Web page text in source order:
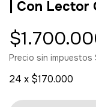
| Con
Precio sin impuestos
24 x $170.000